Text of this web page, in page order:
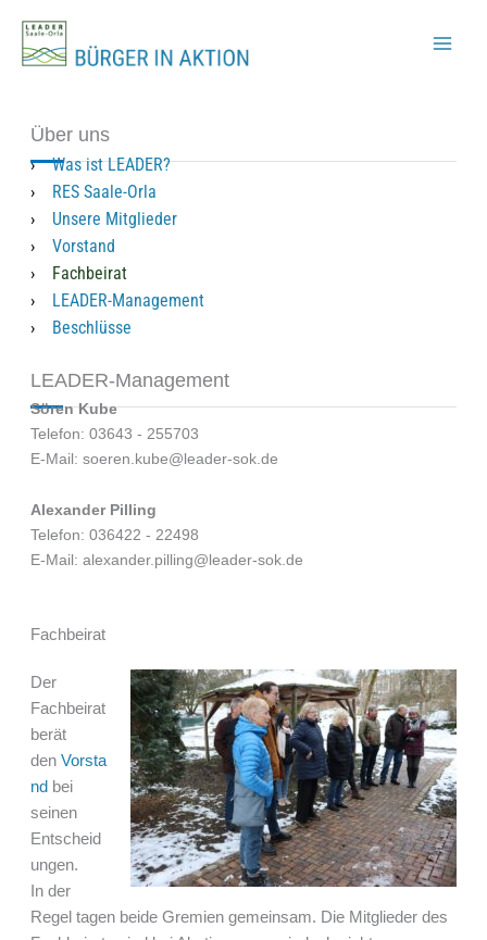
Inhalt
springen
Über uns
Was ist LEADER?
RES Saale-Orla
Unsere Mitglieder
Vorstand
Fachbeirat
LEADER-Management
Beschlüsse
LEADER-Management
Sören Kube
Telefon: 03643 - 255703
E-Mail: soeren.kube@leader-sok.de
Alexander Pilling
Telefon: 036422 - 22498
E-Mail: alexander.pilling@leader-sok.de
Fachbeirat
Der
Fachbeirat
berät
den Vorsta
nd bei
seinen
Entscheid
ungen.
In der
Regel tagen beide Gremien gemeinsam. Die Mitglieder des